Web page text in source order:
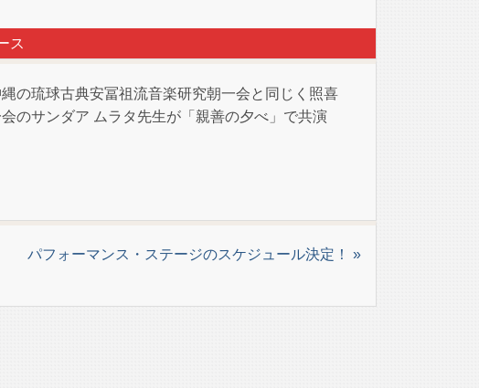
ス
の琉球古典安冨祖流音楽研究朝一会と同じく照喜
のサンダア ムラタ先生が「親善の夕べ」で共演
パフォーマンス・ステージのスケジュール決定！ »